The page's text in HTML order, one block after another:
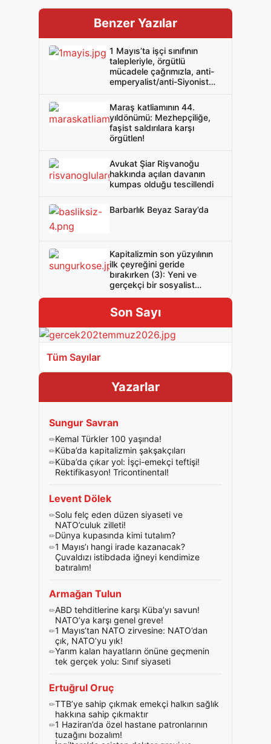
Benzer Yazılar
1 Mayıs’ta işçi sınıfının
talepleriyle, örgütlü
mücadele çağrımızla, anti-
emperyalist/anti-Siyonist
meydanlardaydık!
Maraş katliamının 44.
yıldönümü: Mezhepçiliğe,
faşist saldırılara karşı
örgütlen!
Avukat Şiar Rişvanoğu
hakkında açılan davanın
kumpas olduğu tescillendi
Barbarlık Beyaz Saray’da
Kapitalizmin son yüzyılının
ilk çeyreğini geride
bırakırken (3): Yeni ve
gerçekçi bir sosyalist
Son Sayı
Tüm Sayılar
Yazarlar
Sungur Savran
Kemal Türkler 100 yaşında!
Küba’da kapitalizmin şakşakçıları
Küba’da çıkar yol: İşçi-emekçi teftişi!
Rektifikasyon! Tricontinental!
Levent Dölek
Solu felç eden düzen siyaseti ve
NATO’culuk zilleti!
Dünya kupasında kimi tutalım?
1 Mayıs’ı hangi irade kazanacak?
Çuvaldızı istibdada iğneyi kendimize
batıralım!
Armağan Tulun
ABD tehditlerine karşı Küba’yı savun!
NATO’ya karşı genel greve!
1 Mayıs’tan NATO zirvesine: NATO’dan
çık, NATO’yu yık!
Yarım kalan hayatların önüne geçmenin
tek gerçek yolu: Sınıf siyaseti
Ertuğrul Oruç
TTB’ye sahip çıkmak emekçi halkın sağlık
hakkına sahip çıkmaktır
1 Haziran’da özel hastane patronlarının
tuzağını bozalım!